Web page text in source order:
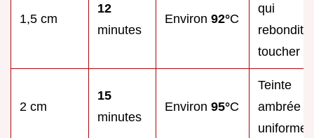
1,5 cm
12
minutes
Environ 92°C
qui
rebondit
toucher
2 cm
15
minutes
Environ 95°C
Teinte
ambrée
uniforme